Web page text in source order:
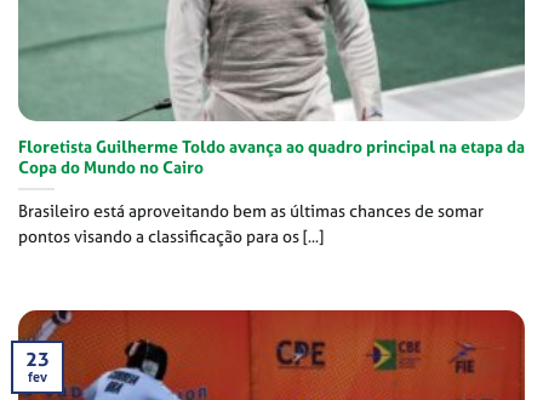
Floretista Guilherme Toldo avança ao quadro principal na etapa da
Copa do Mundo no Cairo
Brasileiro está aproveitando bem as últimas chances de somar
pontos visando a classificação para os [...]
23
fev